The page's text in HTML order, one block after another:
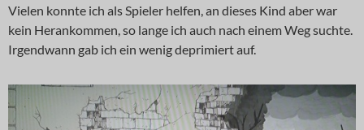
Vielen konnte ich als Spieler helfen, an dieses Kind aber war
kein Herankommen, so lange ich auch nach einem Weg suchte.
Irgendwann gab ich ein wenig deprimiert auf.